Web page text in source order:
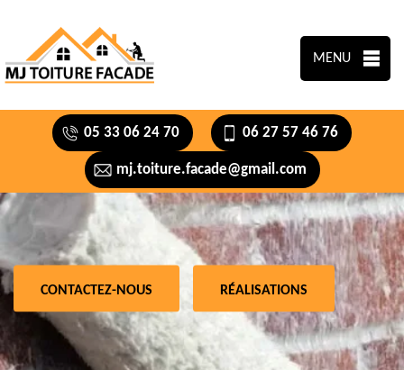
MENU
05 33 06 24 70 06 27 57 46 76
mj.toiture.facade@gmail.com
CONTACTEZ-NOUS RÉALISATIONS